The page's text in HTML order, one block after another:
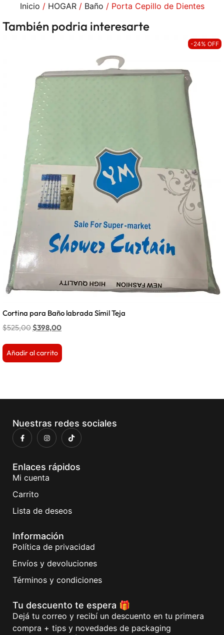
Inicio / HOGAR/ Baño / Porta Cepillo de Dientes
También podria interesarte
-24% OFF
Cortina para Baño labrada Símil Teja
$525,00$398,00
Añadir al carrito
Nuestras redes sociales
Enlaces rápidos
Mi cuenta
Carrito
Lista de deseos
Información
Política de privacidad
Envíos y devoluciones
Términos y condiciones
Tu descuento te espera 🎁
Dejá tu correo y recibí un descuento en tu primera
compra + tips y novedades de packaging